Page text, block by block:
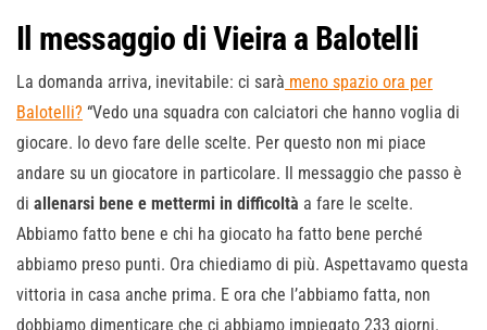
Il messaggio di Vieira a Balotelli
La domanda arriva, inevitabile: ci sarà meno spazio ora per
Balotelli? “Vedo una squadra con calciatori che hanno voglia di
giocare. Io devo fare delle scelte. Per questo non mi piace
andare su un giocatore in particolare. Il messaggio che passo è
di allenarsi bene e mettermi in difficoltà a fare le scelte.
Abbiamo fatto bene e chi ha giocato ha fatto bene perché
abbiamo preso punti. Ora chiediamo di più. Aspettavamo questa
vittoria in casa anche prima. E ora che l’abbiamo fatta, non
dobbiamo dimenticare che ci abbiamo impiegato 233 giorni.